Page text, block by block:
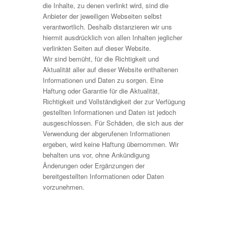
die Inhalte, zu denen verlinkt wird, sind die
Anbieter der jeweiligen Webseiten selbst
verantwortlich. Deshalb distanzieren wir uns
hiermit ausdrücklich von allen Inhalten jeglicher
verlinkten Seiten auf dieser Website.
Wir sind bemüht, für die Richtigkeit und
Aktualität aller auf dieser Website enthaltenen
Informationen und Daten zu sorgen. Eine
Haftung oder Garantie für die Aktualität,
Richtigkeit und Vollständigkeit der zur Verfügung
gestellten Informationen und Daten ist jedoch
ausgeschlossen. Für Schäden, die sich aus der
Verwendung der abgerufenen Informationen
ergeben, wird keine Haftung übernommen. Wir
behalten uns vor, ohne Ankündigung
Änderungen oder Ergänzungen der
bereitgestellten Informationen oder Daten
vorzunehmen.